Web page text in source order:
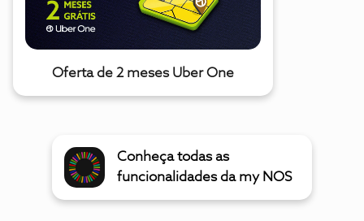
Oferta de 2 meses Uber One
Conheça todas as
funcionalidades da my NOS